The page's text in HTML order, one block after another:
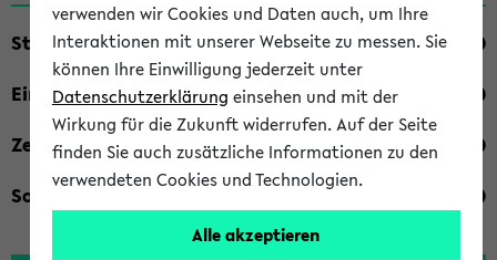
Studienfach
Einrichtung
Zeiten
Sonstiges
verwenden wir Cookies und Daten auch, um Ihre
Interaktionen mit unserer Webseite zu messen. Sie
können Ihre Einwilligung jederzeit unter
Datenschutzerklärung einsehen und mit der
Wirkung für die Zukunft widerrufen. Auf der Seite
finden Sie auch zusätzliche Informationen zu den
verwendeten Cookies und Technologien.
Alle akzeptieren